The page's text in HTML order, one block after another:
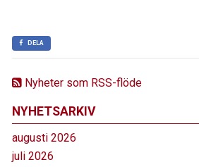
Nyheter som RSS-flöde
NYHETSARKIV
augusti 2026
juli 2026
DELA